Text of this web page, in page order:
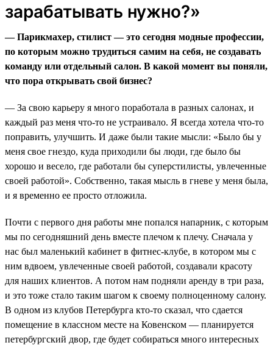
зарабатывать нужно?»
— Парикмахер, стилист — это сегодня модные профессии,
по которым можно трудиться самим на себя, не создавать
команду или отдельный салон. В какой момент вы поняли,
что пора открывать свой бизнес?
— За свою карьеру я много поработала в разных салонах, и
каждый раз меня что-то не устраивало. Я всегда хотела что-то
поправить, улучшить. И даже были такие мысли: «Было бы у
меня свое гнездо, куда приходили бы люди, где было бы
хорошо и весело, где работали бы суперстилисты, увлеченные
своей работой». Собственно, такая мысль в гневе у меня была,
и я временно ее просто отложила.
Почти с первого дня работы мне попался напарник, с которым
мы по сегодняшний день вместе плечом к плечу. Сначала у
нас был маленький кабинет в фитнес-клубе, в котором мы с
ним вдвоем, увлеченные своей работой, создавали красоту
для наших клиентов. А потом нам подняли аренду в три раза,
и это тоже стало таким шагом к своему полноценному салону.
В одном из клубов Петербурга кто-то сказал, что сдается
помещение в классном месте на Ковенском — планируется
петербургский двор, где будет собираться много интересных